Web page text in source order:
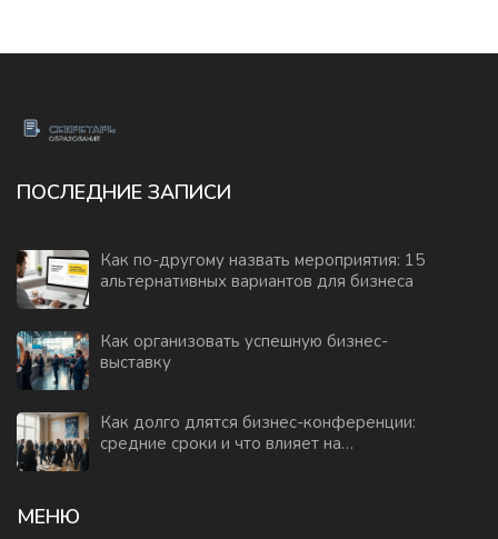
ПОСЛЕДНИЕ ЗАПИСИ
Как по-другому назвать мероприятия: 15
альтернативных вариантов для бизнеса
Как организовать успешную бизнес-
выставку
Как долго длятся бизнес-конференции:
средние сроки и что влияет на
МЕНЮ